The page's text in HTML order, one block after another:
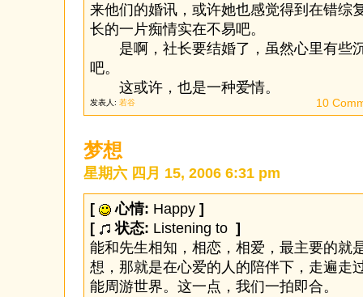
来他们的婚讯，或许她也感觉得到在错综
长的一片痴情实在不易吧。
是啊，社长要结婚了，虽然心里有些
吧。
这或许，也是一种爱情。
发表人: 若谷 10
梦想
星期六 四月 15, 2006 6:31 pm
[ 心情: Happy ]
[
状态: Listening to ]
能和先生相知，相恋，相爱，最主要的就
想，那就是在心爱的人的陪伴下，走遍走
能周游世界。这一点，我们一拍即合。